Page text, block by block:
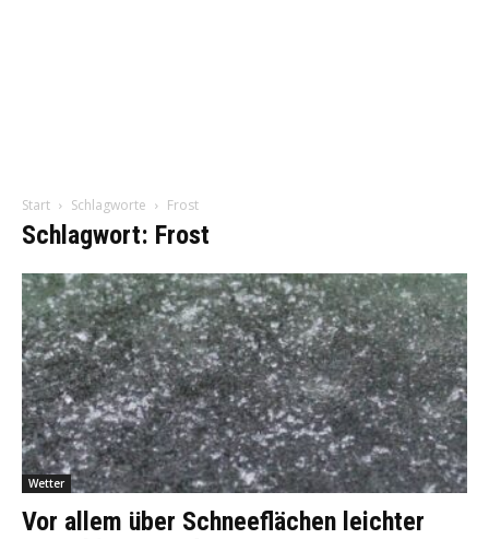
Start Schlagworte Frost
Schlagwort: Frost
Wetter
Vor allem über Schneeflächen leichter